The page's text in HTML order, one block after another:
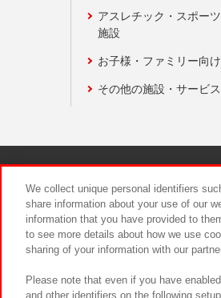
アスレチック・スポー
施設
お子様・ファミリー向
その他の施設・サービス
We collect unique personal identifiers
share information about your use of our
information that you have provided to
to see more details about how we use
sharing of your information with our
Please note that even if you have
and other identifiers on the following